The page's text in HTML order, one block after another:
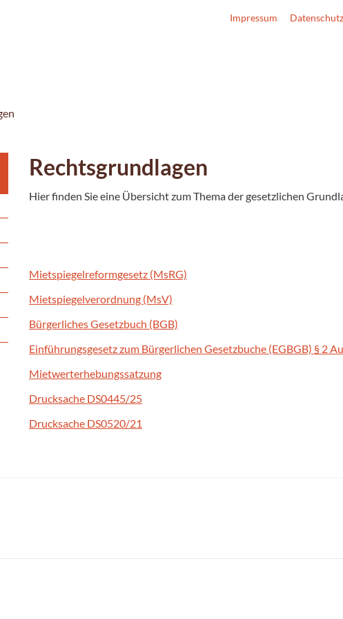
Impressum
Rechtsgrundlagen
Hier finden Sie eine Übersicht zum Thema der gesetzlichen
Mietspiegelreformgesetz (MsRG)
Mietspiegelverordnung (MsV)
Bürgerliches Gesetzbuch (BGB)
Einführungsgesetz zum Bürgerlichen Gesetzbuche (EGBGB) § 2
Mietwerterhebungssatzung
Drucksache DS0445/25
Drucksache DS0520/21